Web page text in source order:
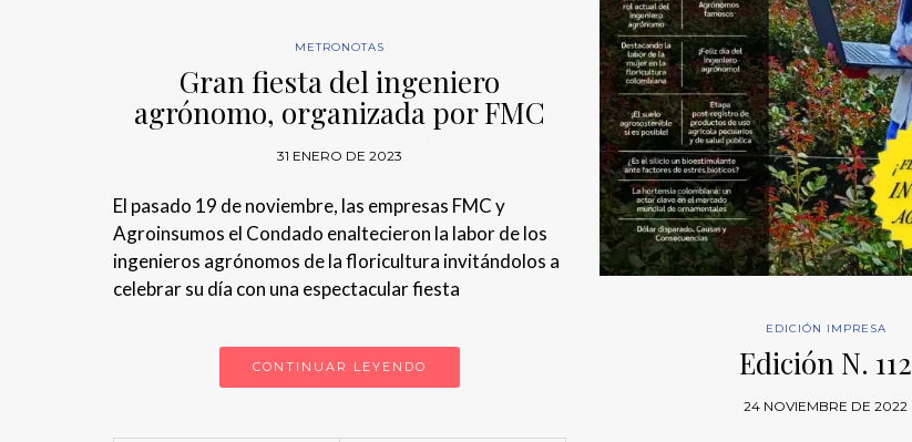
METRONOTAS
Gran fiesta del ingeniero
agrónomo, organizada por FMC
31 ENERO DE 2023
El pasado 19 de noviembre, las empresas FMC y
Agroinsumos el Condado enaltecieron la labor de los
ingenieros agrónomos de la floricultura invitándolos a
celebrar su día con una espectacular fiesta
CONTINUAR LEYENDO
EDICIÓN IMPRESA
Edición N. 112
24 NOVIEMBRE DE 2022